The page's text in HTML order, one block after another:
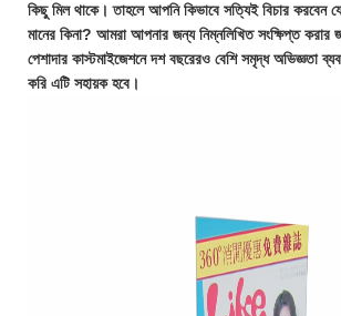
কিছু মিল থাকে। তাহলে আপনি কিভাবে সত্যিই বিচার করবেন
মানের কিনা? আমরা আপনার জন্য নিম্নলিখিত সংক্ষিপ্ত করার
পেশাদার কাস্টমাইজেশনে দশ বছরেরও বেশি সমৃদ্ধ অভিজ্ঞতা
করি এটি সহায়ক হবে।